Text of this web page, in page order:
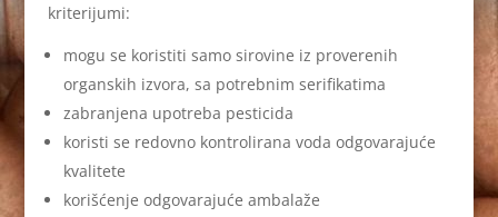
kriterijumi:
mogu se koristiti samo sirovine iz proverenih
organskih izvora, sa potrebnim serifikatima
zabranjena upotreba pesticida
koristi se redovno kontrolirana voda odgovarajuće
kvalitete
korišćenje odgovarajuće ambalaže